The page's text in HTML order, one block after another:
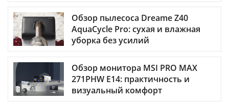
Обзор пылесоса Dreame Z40
AquaCycle Pro: сухая и влажная
уборка без усилий
Обзор монитора MSI PRO MAX
271PHW E14: практичность и
визуальный комфорт